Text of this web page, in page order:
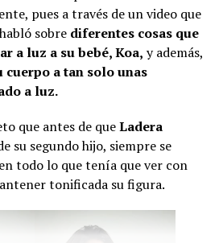
Juanda Caribe
y reveló cómo está su
del país, asistirán
Andrés Pastrana.
sobre si Álvaro Uribe
durante esta jornada se
relacionados con temas de
de costos en contratos
los ministros y se
pues a través de un video que
sobrediferentes cosas que
a luz a su bebé, Koa, y además,
cuerpo a tan solo unas
a luz.
que antes de queLadera
su segundo hijo, siempre se
todo lo que tenía que ver con
tonificada su figura.